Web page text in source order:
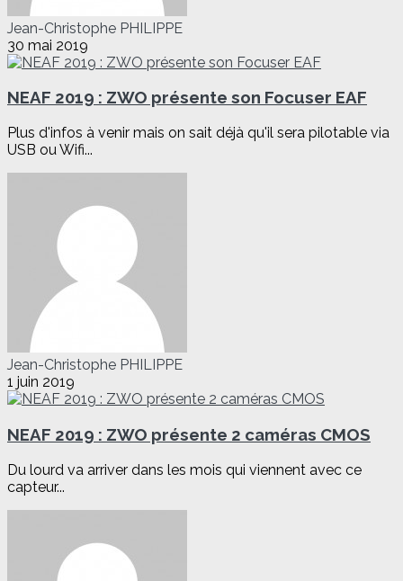
Jean-Christophe PHILIPPE
30 mai 2019
NEAF 2019 : ZWO présente son Focuser EAF
Plus d'infos à venir mais on sait déjà qu'il sera pilotable via
USB ou Wifi...
Jean-Christophe PHILIPPE
1 juin 2019
NEAF 2019 : ZWO présente 2 caméras CMOS
Du lourd va arriver dans les mois qui viennent avec ce
capteur...